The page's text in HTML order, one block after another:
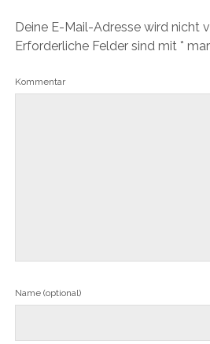
Deine E-Mail-Adresse wird nicht
Erforderliche Felder sind mit *
Kommentar
Name (optional)